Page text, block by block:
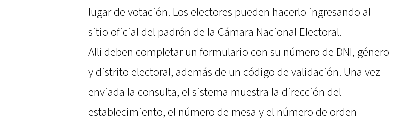
lugar de votación. Los electores pueden hacerlo ingresando al
sitio oficial del padrón de la Cámara Nacional Electoral.
Allí deben completar un formulario con su número de DNI, género
y distrito electoral, además de un código de validación. Una vez
enviada la consulta, el sistema muestra la dirección del
establecimiento, el número de mesa y el número de orden